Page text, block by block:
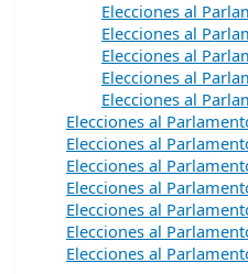
Elecciones al
Elecciones al
Elecciones al
Elecciones al
Elecciones al
Elecciones al
Elecciones al
Elecciones al
Elecciones al
Elecciones al
Elecciones al
Elecciones al